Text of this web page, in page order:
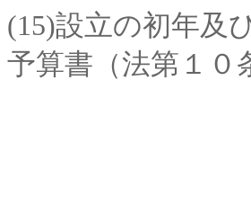
(15)設立の初年及
予算書（法第１０